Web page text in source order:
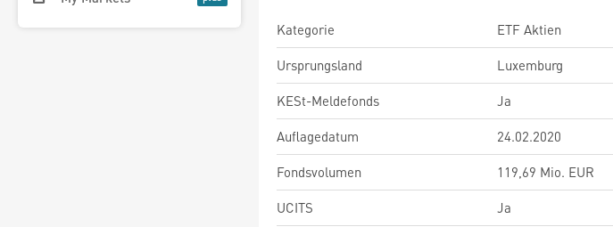
Kategorie
ETF Aktien
Ursprungsland
Luxemburg
KESt-Meldefonds
Ja
Auflagedatum
24.02.2020
Fondsvolumen
119,69 Mio. EUR
UCITS
Ja